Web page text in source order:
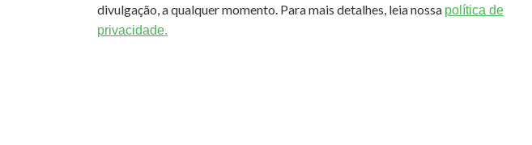
divulgação, a qualquer momento. Para mais detalhes, leia nossa política de
privacidade.